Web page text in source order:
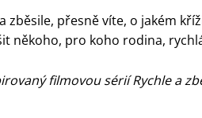
zběsile, přesně víte, o jakém
někoho, pro koho rodina,
filmovou sérií Rychle a